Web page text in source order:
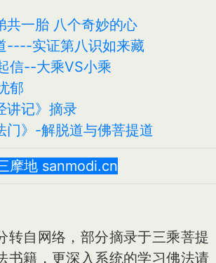
共一胎 八个奇妙的心
----实证第八识如来藏
信--大乘VS小乘
郁
讲记》摘录
门》-解脱道与佛菩提道
摩地 sanmodi.cn
转自网络，部分摘录于三乘菩提
书籍，更深入系统的学习佛法请